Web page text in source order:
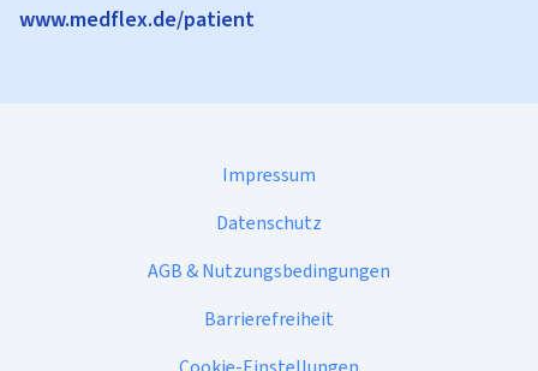
www.medflex.de/patient
Impressum
Datenschutz
AGB & Nutzungsbedingungen
Barrierefreiheit